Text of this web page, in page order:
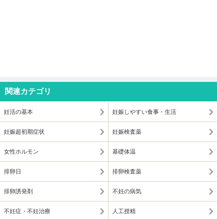
関連カテゴリ
妊活の基本 妊娠しやすい食事・生活
妊娠超初期症状 妊娠検査薬
女性ホルモン 基礎体温
排卵日 排卵検査薬
排卵誘発剤 不妊の病気
不妊症・不妊治療 人工授精